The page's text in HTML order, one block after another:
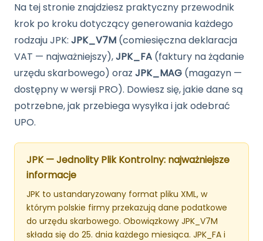
Na tej stronie znajdziesz praktyczny przewodnik
krok po kroku dotyczący generowania każdego
rodzaju JPK: JPK_V7M (comiesięczna deklaracja
VAT — najważniejszy),JPK_FA (faktury na żądanie
urzędu skarbowego) oraz JPK_MAG (magazyn —
dostępny w wersji PRO). Dowiesz się, jakie dane są
potrzebne, jak przebiega wysyłka i jak odebrać
UPO.
JPK — Jednolity Plik Kontrolny: najważniejsze
informacje
JPK to ustandaryzowany format pliku XML, w
którym polskie firmy przekazują dane podatkowe
do urzędu skarbowego. Obowiązkowy JPK_V7M
składa się do 25. dnia każdego miesiąca. JPK_FA i